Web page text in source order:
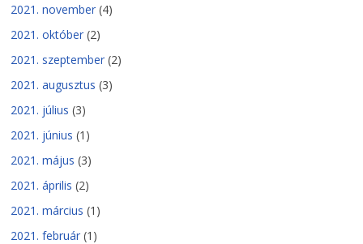
2021. november (4)
2021. október (2)
2021. szeptember (2)
2021. augusztus (3)
2021. július (3)
2021. június (1)
2021. május (3)
2021. április (2)
2021. március (1)
2021. február (1)